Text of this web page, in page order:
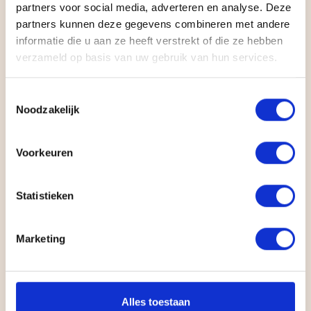
partners voor social media, adverteren en analyse. Deze
partners kunnen deze gegevens combineren met andere
informatie die u aan ze heeft verstrekt of die ze hebben
verzameld op basis van uw gebruik van hun services.
Noodzakelijk
Voorkeuren
Statistieken
Marketing
Alles toestaan
Het resultaat is een professioneel platform
dat vakmanschap uitstraalt én actief
bijdraagt aan groei. Vertrouwen staat
Andere cases
We bouwen websites die merken
altijd maatwerk dat past bij jouw verhaal.
Geen generieke templates. Websites en